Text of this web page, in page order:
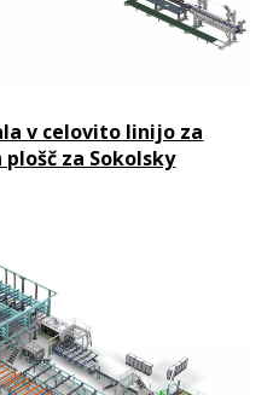
v celovito linijo za
za Sokolsky